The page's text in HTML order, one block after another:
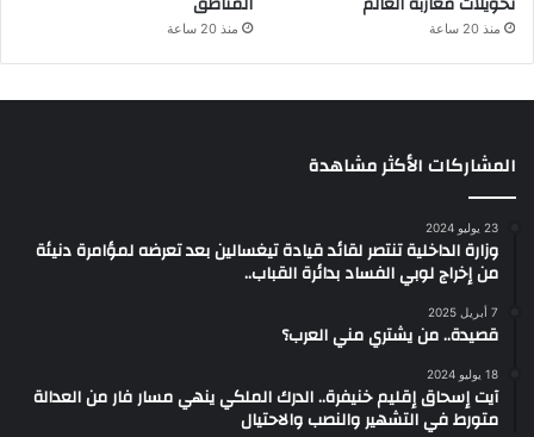
منذ 20 ساعة منذ 20 ساعة
المشاركات الأكثر مشاهدة
23 يوليو 2024
وزارة الداخلية تنتصر لقائد قيادة تيغسالين بعد تعرضه لمؤامرة دنيئة
من إخراج لوبي الفساد بدائرة القباب..
7 أبريل 2025
قصيدة.. من يشتري مني العرب؟
18 يوليو 2024
آيت إسحاق إقليم خنيفرة.. الدرك الملكي ينهي مسار فار من العدالة
متورط في التشهير والنصب والاحتيال